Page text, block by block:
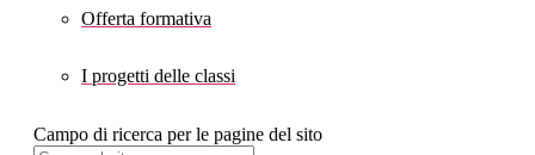
Offerta formativa
I progetti delle classi
Campo di ricerca per le pagine del sito